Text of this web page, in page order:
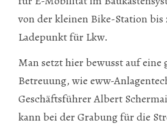
von der kleinen Bike-Station
Ladepunkt für Lkw.
Man setzt hier bewusst auf eine
Betreuung, wie eww-
Geschäftsführer Albert
kann bei der Grabung für die